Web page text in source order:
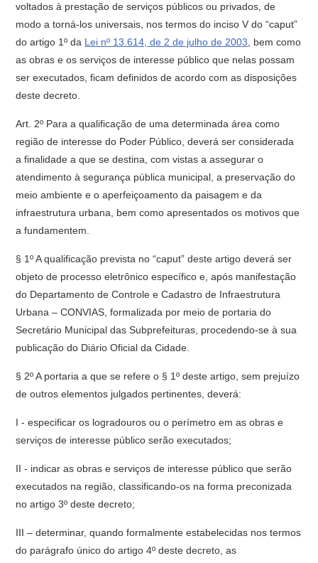
voltados à prestação de serviços públicos ou privados, de
modo a torná-los universais, nos termos do inciso V do “caput”
do artigo 1º da Lei nº 13.614, de 2 de julho de 2003 , bem como
as obras e os serviços de interesse público que nelas possam
ser executados, ficam definidos de acordo com as disposições
deste decreto.
Art. 2º Para a qualificação de uma determinada área como
região de interesse do Poder Público, deverá ser considerada
a finalidade a que se destina, com vistas a assegurar o
atendimento à segurança pública municipal, a preservação do
meio ambiente e o aperfeiçoamento da paisagem e da
infraestrutura urbana, bem como apresentados os motivos que
a fundamentem.
§ 1º A qualificação prevista no “caput” deste artigo deverá ser
objeto de processo eletrônico específico e, após manifestação
do Departamento de Controle e Cadastro de Infraestrutura
Urbana – CONVIAS, formalizada por meio de portaria do
Secretário Municipal das Subprefeituras, procedendo-se à sua
publicação do Diário Oficial da Cidade.
§ 2º A portaria a que se refere o § 1º deste artigo, sem prejuízo
de outros elementos julgados pertinentes, deverá:
I - especificar os logradouros ou o perímetro em as obras e
serviços de interesse público serão executados;
II - indicar as obras e serviços de interesse público que serão
executados na região, classificando-os na forma preconizada
no artigo 3º deste decreto;
III – determinar, quando formalmente estabelecidas nos termos
do parágrafo único do artigo 4º deste decreto, as